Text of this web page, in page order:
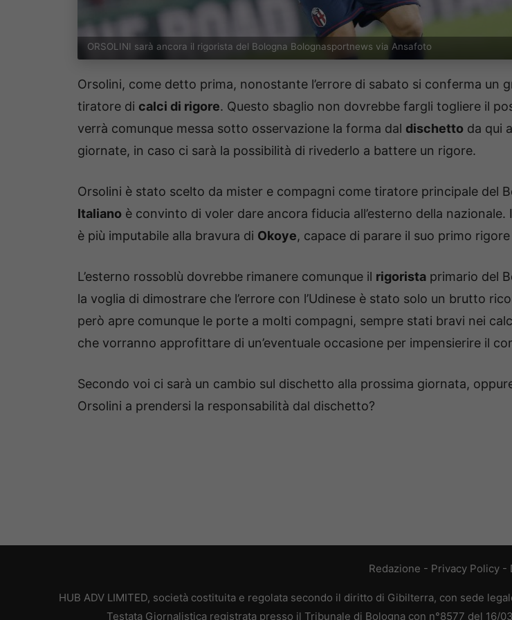
ORSOLINI sarà ancora il rigorista del Bologna Bolognasportnews via Ansafoto
Orsolini, come detto prima, nonostante l’errore di sabato si conferma un
tiratore di calci di rigore. Questo sbaglio non dovrebbe fargli togliere il
verrà comunque messa sotto osservazione la forma dal dischetto da qui
giornate, in caso ci sarà la possibilità di rivederlo a battere un rigore.
Orsolini è stato scelto da mister e compagni come tiratore principale del
Italiano è convinto di voler dare ancora fiducia all’esterno della nazionale.
è più imputabile alla bravura di Okoye, capace di parare il suo primo rigore
L’esterno rossoblù dovrebbe rimanere comunque il rigorista primario del
la voglia di dimostrare che l’errore con l’Udinese è stato solo un brutto
però apre comunque le porte a molti compagni, sempre stati bravi nei
che vorranno approfittare di un’eventuale occasione per impensierire il
Secondo voi ci sarà un cambio sul dischetto alla prossima giornata,
Orsolini a prendersi la responsabilità dal dischetto?
Redazione - Privacy Policy-
HUB ADV LIMITED, società costituita e regolata secondo il diritto di Gibilterra, con sede
Testata Giornalistica registrata presso il Tribunale di Bologna con n°8577 del 16/